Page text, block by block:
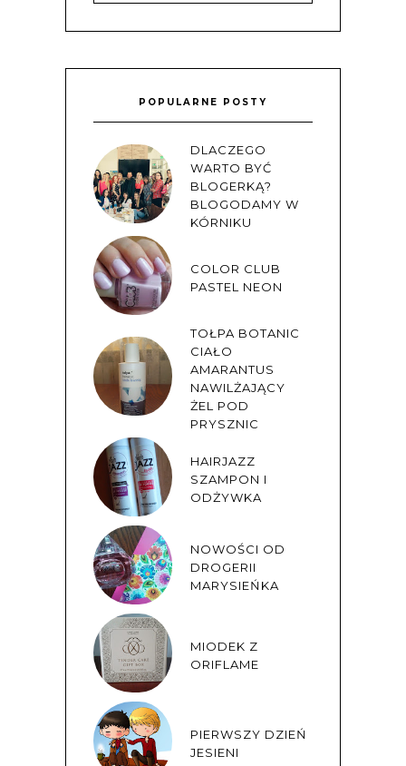
POPULARNE POSTY
DLACZEGO
WARTO BYĆ
BLOGERKĄ?
BLOGODAMY W
KÓRNIKU
COLOR CLUB
PASTEL NEON
TOŁPA BOTANIC
CIAŁO
AMARANTUS
NAWILŻAJĄCY
ŻEL POD
PRYSZNIC
HAIRJAZZ
SZAMPON I
ODŻYWKA
NOWOŚCI OD
DROGERII
MARYSIEŃKA
MIODEK Z
ORIFLAME
PIERWSZY DZIEŃ
JESIENI